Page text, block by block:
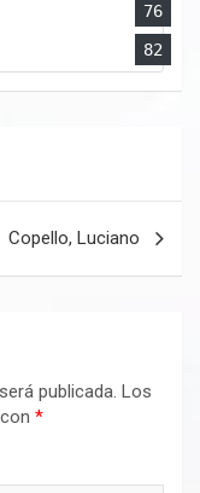
76
82
Copello, Luciano
publicada. Los
*